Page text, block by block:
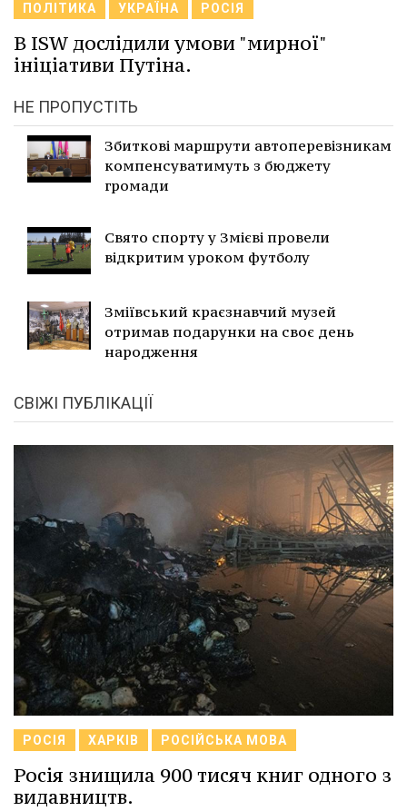
ПОЛІТИКА УКРАЇНА РОСІЯ
В ISW дослідили умови "мирної"
ініціативи Путіна.
НЕ ПРОПУСТІТЬ
Збиткові маршрути автоперевізникам
компенсуватимуть з бюджету
громади
Свято спорту у Змієві провели
відкритим уроком футболу
Зміївський краєзнавчий музей
отримав подарунки на своє день
народження
СВІЖІ ПУБЛІКАЦІЇ
РОСІЯ ХАРКІВ РОСІЙСЬКА МОВА
Росія знищила 900 тисяч книг одного з
видавництв.